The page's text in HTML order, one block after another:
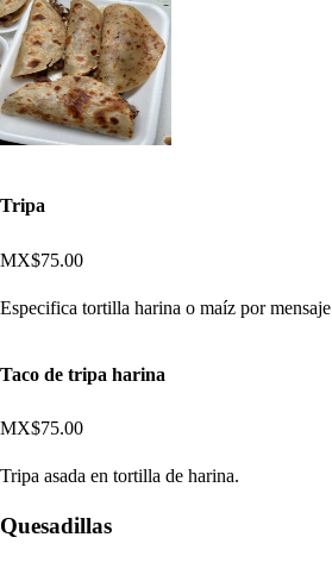
Tripa
MX$75.00
Especifica tortilla harina o maíz por mensaje
Taco de tripa harina
MX$75.00
Tripa asada en tortilla de harina.
Quesadillas